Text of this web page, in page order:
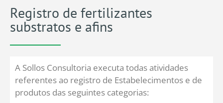
Registro de fertilizantes
substratos e afins
A Sollos Consultoria executa todas atividades
referentes ao registro de Estabelecimentos e de
produtos das seguintes categorias: